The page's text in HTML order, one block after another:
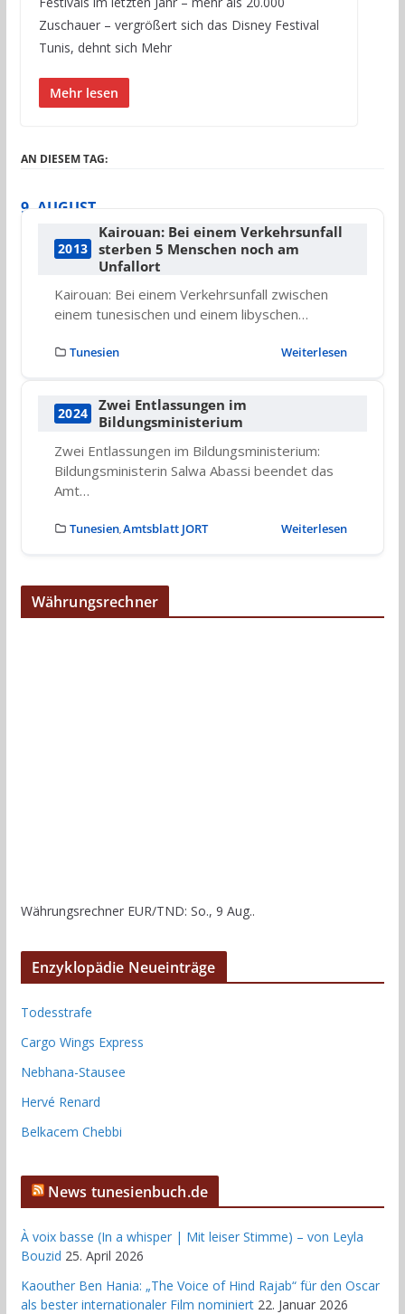
Zuschauer – vergrößert sich das Disney Festival
Tunis, dehnt sich Mehr
Mehr lesen
AN DIESEM TAG:
9. AUGUST
2013
Kairouan: Bei einem Verkehrsunfall
sterben 5 Menschen noch am
Unfallort
Kairouan: Bei einem Verkehrsunfall zwischen
einem tunesischen und einem libyschen…
Tunesien Weiterlesen
2024
Zwei Entlassungen im
Bildungsministerium
Zwei Entlassungen im Bildungsministerium:
Bildungsministerin Salwa Abassi beendet das
Amt…
Tunesien, Amtsblatt JORT Weiterlesen
Währungsrechner
Währungsrechner EUR/TND: So., 9 Aug..
Enzyklopädie Neueinträge
Todesstrafe
Cargo Wings Express
Nebhana-Stausee
Hervé Renard
Belkacem Chebbi
News tunesienbuch.de
À voix basse (In a whisper | Mit leiser Stimme) – von Leyla
Bouzid 25. April 2026
Kaouther Ben Hania: „The Voice of Hind Rajab“ für den Oscar
als bester internationaler Film nominiert 22. Januar 2026